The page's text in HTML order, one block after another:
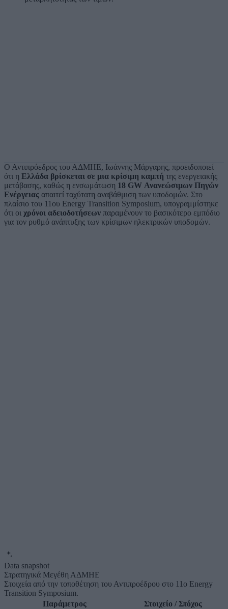
Ο Αντιπρόεδρος του ΑΔΜΗΕ, Ιωάννης Μάργαρης, προειδοποιεί
ότι η Ελλάδα βρίσκεται σε μια κρίσιμη καμπή της ενεργειακής
μετάβασης, καθώς η ενσωμάτωση 18 GW Ανανεώσιμων Πηγών
Ενέργειας απαιτεί ταχύτατη αναβάθμιση των υποδομών. Στο
πλαίσιο του 11ου Energy Transition Symposium, υπογραμμίστηκε
ότι οι χρόνοι αδειοδοτήσεων παραμένουν το βασικότερο εμπόδιο
για τον ρυθμό ανάπτυξης των κρίσιμων ηλεκτρικών υποδομών.
Data snapshot
Στρατηγικά Μεγέθη ΑΔΜΗΕ
Στοιχεία από την τοποθέτηση του Αντιπροέδρου στο 11ο Energy
Transition Symposium.
Παράμετρος
Στοιχείο / Στόχος